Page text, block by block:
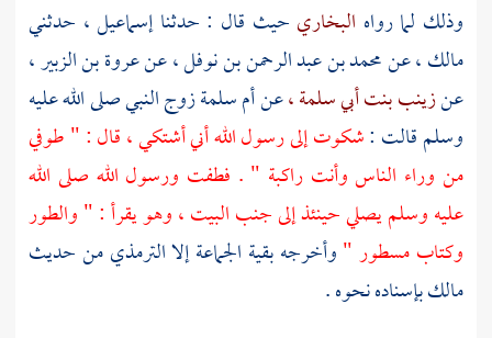
وذلك لما رواه البخاري حيث قال : حدثناإسماعيل، حدثني
مالك، عنمحمد بن عبد الرحمن بن نوفل، عنعروة بن الزبير،
عنزينب بنت أبي سلمة ،عنأم سلمةزوج النبي صلى الله عليه
وسلم قالت :شكوت إلى رسول الله أني أشتكي ، قال : " طوفي
من وراء الناس وأنت راكبة " . فطفت ورسول الله صلى الله
عليه وسلم يصلي حينئذ إلى جنب البيت ، وهو يقرأ : " والطور
وكتاب مسطور "وأخرجه بقية الجماعة إلاالترمذيمن حديث
مالكبإسناده نحوه .